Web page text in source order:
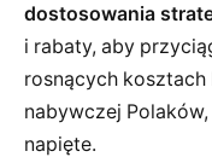
dostosowania
i rabaty, aby
rosnących
nabywczej
napięte.